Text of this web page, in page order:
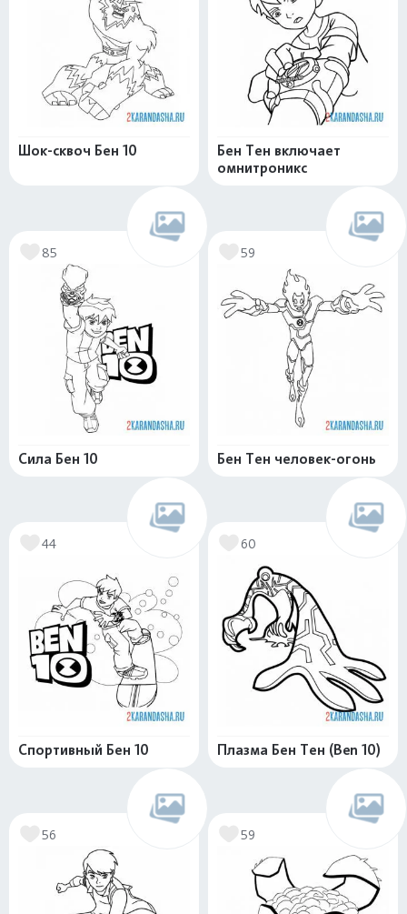
Шок-сквоч Бен 10
Бен Тен включает
омнитроникс
85
Сила Бен 10
59
Бен Тен человек-огонь
44
Спортивный Бен 10
60
Плазма Бен Тен (Ben 10)
56 59